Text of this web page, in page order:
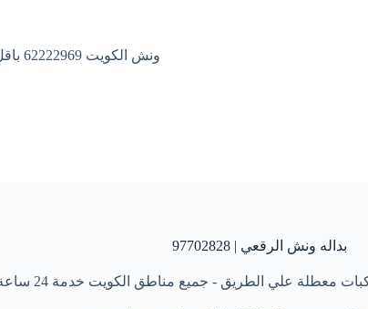
ونش الكويت 62222969 باقل الاسعار
بداله ونش الرقعي | 97702828
الطريق - جميع مناطق الكويت خدمة 24 ساعة علي مدار الأسبوع